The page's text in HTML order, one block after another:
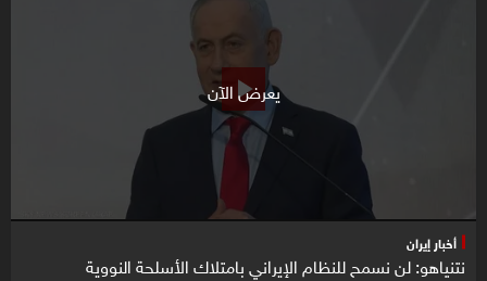
يعرض الآن
أخبار إيران
نتنياهو: لن نسمح للنظام الإيراني بامتلاك الأسلحة النووية